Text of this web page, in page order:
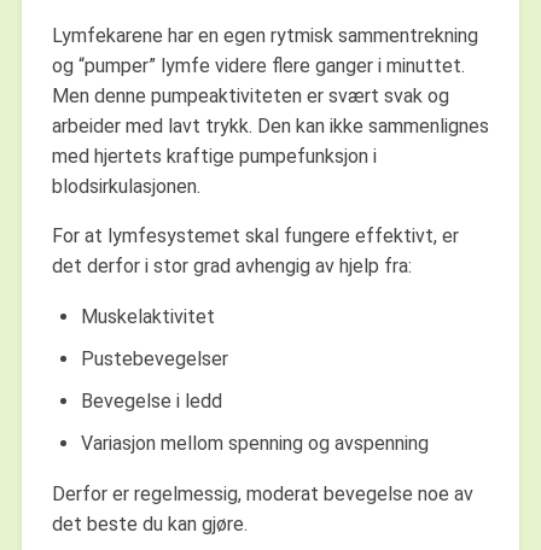
Lymfekarene har en egen rytmisk sammentrekning
og “pumper” lymfe videre flere ganger i minuttet.
Men denne pumpeaktiviteten er svært svak og
arbeider med lavt trykk. Den kan ikke sammenlignes
med hjertets kraftige pumpefunksjon i
blodsirkulasjonen.
For at lymfesystemet skal fungere effektivt, er
det derfor i stor grad avhengig av hjelp fra:
Muskelaktivitet
Pustebevegelser
Bevegelse i ledd
Variasjon mellom spenning og avspenning
Derfor er regelmessig, moderat bevegelse noe av
det beste du kan gjøre.